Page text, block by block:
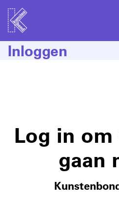
Inloggen
Log in om
gaan